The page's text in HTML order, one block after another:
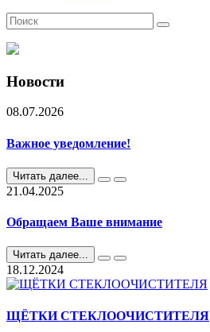
Новости
08.07.2026
Важное уведомление!
Читать далее...
21.04.2025
Обращаем Ваше внимание
Читать далее...
18.12.2024
ЩЁТКИ СТЕКЛООЧИСТИТЕЛЯ